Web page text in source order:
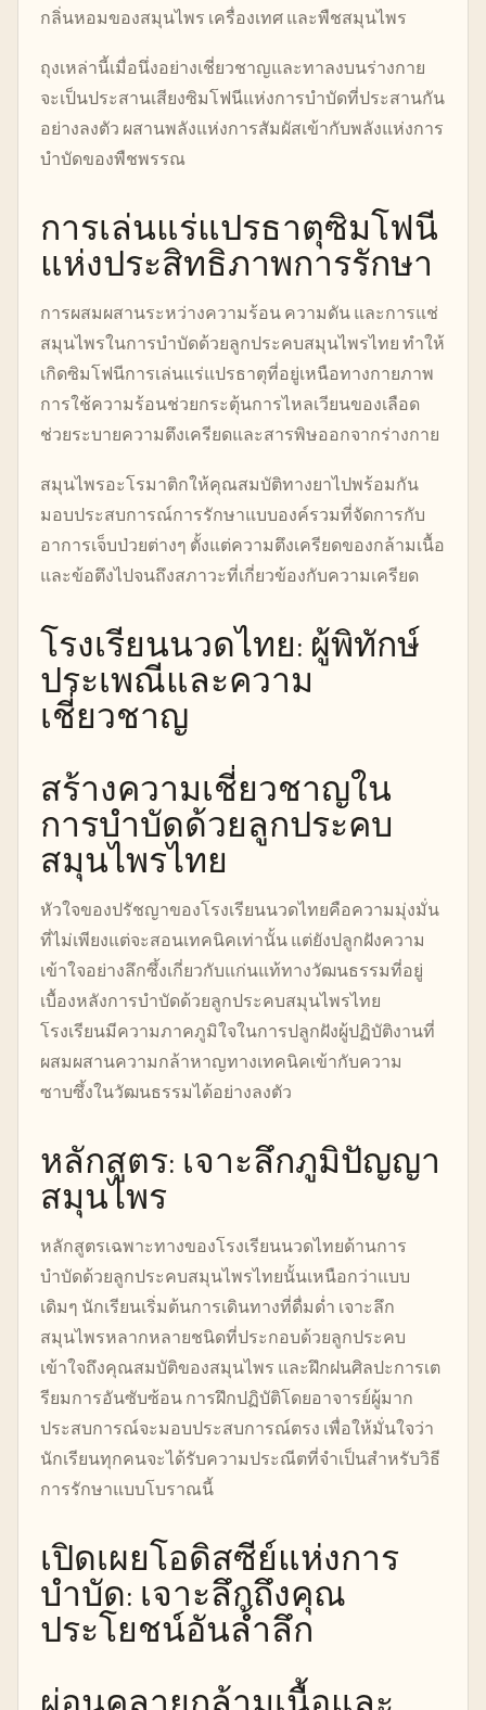
กลิ่นหอมของสมุนไพร เครื่องเทศ และพืชสมุนไพร
ถุงเหล่านี้เมื่อนึ่งอย่างเชี่ยวชาญและทาลงบนร่างกาย
จะเป็นประสานเสียงซิมโฟนีแห่งการบำบัดที่ประสานกัน
อย่างลงตัว ผสานพลังแห่งการสัมผัสเข้ากับพลังแห่งการ
บำบัดของพืชพรรณ
การเล่นแร่แปรธาตุซิมโฟนี
แห่งประสิทธิภาพการรักษา
การผสมผสานระหว่างความร้อน ความดัน และการแช่
สมุนไพรในการบำบัดด้วยลูกประคบสมุนไพรไทย ทำให้
เกิดซิมโฟนีการเล่นแร่แปรธาตุที่อยู่เหนือทางกายภาพ
การใช้ความร้อนช่วยกระตุ้นการไหลเวียนของเลือด
ช่วยระบายความตึงเครียดและสารพิษออกจากร่างกาย
สมุนไพรอะโรมาติกให้คุณสมบัติทางยาไปพร้อมกัน
มอบประสบการณ์การรักษาแบบองค์รวมที่จัดการกับ
อาการเจ็บป่วยต่างๆ ตั้งแต่ความตึงเครียดของกล้ามเนื้อ
และข้อตึงไปจนถึงสภาวะที่เกี่ยวข้องกับความเครียด
โรงเรียนนวดไทย: ผู้พิทักษ์
ประเพณีและความ
เชี่ยวชาญ
สร้างความเชี่ยวชาญใน
การบำบัดด้วยลูกประคบ
สมุนไพรไทย
หัวใจของปรัชญาของโรงเรียนนวดไทยคือความมุ่งมั่น
ที่ไม่เพียงแต่จะสอนเทคนิคเท่านั้น แต่ยังปลูกฝังความ
เข้าใจอย่างลึกซึ้งเกี่ยวกับแก่นแท้ทางวัฒนธรรมที่อยู่
เบื้องหลังการบำบัดด้วยลูกประคบสมุนไพรไทย
โรงเรียนมีความภาคภูมิใจในการปลูกฝังผู้ปฏิบัติงานที่
ผสมผสานความกล้าหาญทางเทคนิคเข้ากับความ
ซาบซึ้งในวัฒนธรรมได้อย่างลงตัว
หลักสูตร: เจาะลึกภูมิปัญญา
สมุนไพร
หลักสูตรเฉพาะทางของโรงเรียนนวดไทยด้านการ
บำบัดด้วยลูกประคบสมุนไพรไทยนั้นเหนือกว่าแบบ
เดิมๆ นักเรียนเริ่มต้นการเดินทางที่ดื่มด่ำ เจาะลึก
สมุนไพรหลากหลายชนิดที่ประกอบด้วยลูกประคบ
เข้าใจถึงคุณสมบัติของสมุนไพร และฝึกฝนศิลปะการเต
รียมการอันซับซ้อน การฝึกปฏิบัติโดยอาจารย์ผู้มาก
ประสบการณ์จะมอบประสบการณ์ตรง เพื่อให้มั่นใจว่า
นักเรียนทุกคนจะได้รับความประณีตที่จำเป็นสำหรับวิธี
การรักษาแบบโบราณนี้
เปิดเผยโอดิสซีย์แห่งการ
บำบัด: เจาะลึกถึงคุณ
ประโยชน์อันล้ำลึก